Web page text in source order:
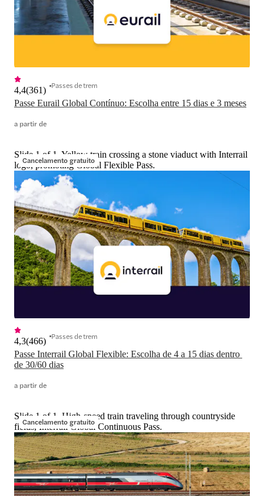
Passe Eurail Global Contínuo: Escolha entre 15 dias e 3 meses
4,4(361) Passes de trem
a partir de
Cancelamento gratuito
Slide 1 of 1, Yellow train crossing a stone viaduct with Interrail
logo, promoting Global Flexible Pass.
Passe Interrail Global Flexible: Escolha de 4 a 15 dias dentro
de 30/60 dias
4,3(466) Passes de trem
a partir de
Cancelamento gratuito
Slide 1 of 1, High-speed train traveling through countryside
fields, Interrail Global Continuous Pass.